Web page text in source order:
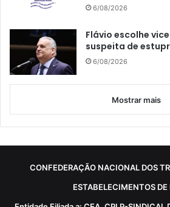
6/08/2026
Flávio escolhe
suspeita de
6/08/2026
Mostrar mais
CONFEDERAÇÃO NACIONAL DOS
ESTABELECIMENTOS DE